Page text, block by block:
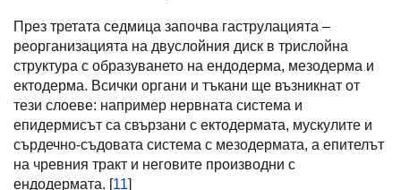
През третата седмица започва гаструлацията –
реорганизацията на двуслойния диск в трислойна
структура с образуването на ендодерма, мезодерма и
ектодерма. Всички органи и тъкани ще възникнат от
тези слоеве: например нервната система и
епидермисът са свързани с ектодермата, мускулите и
сърдечно-съдовата система с мезодермата, а епителът
на чревния тракт и неговите производни с
ендодермата. [11]